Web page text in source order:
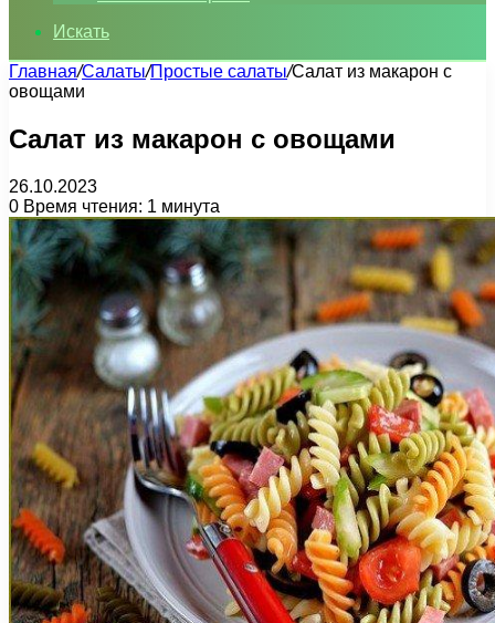
Искать
Главная/Салаты/Простые салаты/Салат из макарон с
овощами
Салат из макарон с овощами
26.10.2023
0 Время чтения: 1 минута